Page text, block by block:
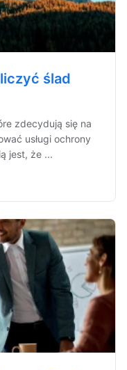
ślad
zdecydują się na
usługi ochrony
jest, że ...